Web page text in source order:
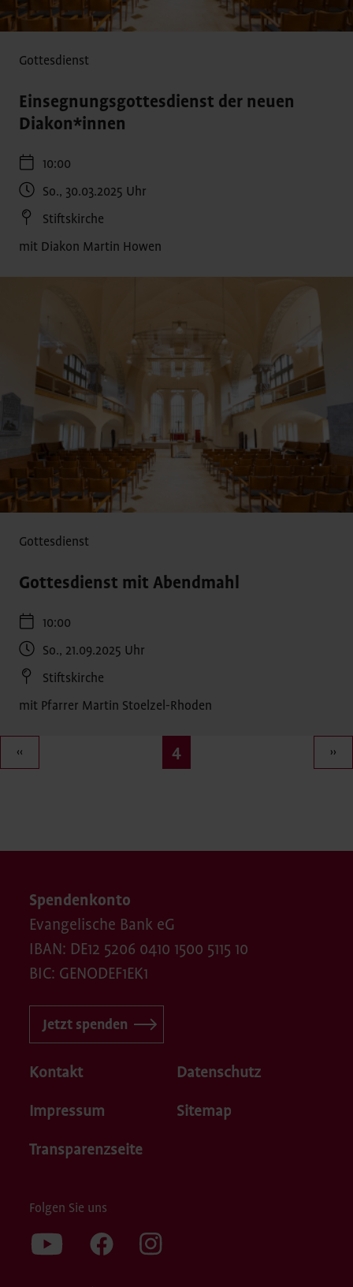
Gottesdienst
Einsegnungsgottesdienst der neuen
Diakon*innen
10:00
So., 30.03.2025 Uhr
Stiftskirche
mit Diakon Martin Howen
Gottesdienst
Gottesdienst mit Abendmahl
10:00
So., 21.09.2025 Uhr
Stiftskirche
mit Pfarrer Martin Stoelzel-Rhoden
Seitennummerierung
‹‹
Aktuelle
4 ››
Kontakt Datenschutz
Impressum Sitemap
Transparenzseite
Folgen Sie uns
Spendenkonto
Evangelische Bank eG
IBAN: DE12 5206 0410 1500 5115 10
BIC: GENODEF1EK1
Jetzt spenden